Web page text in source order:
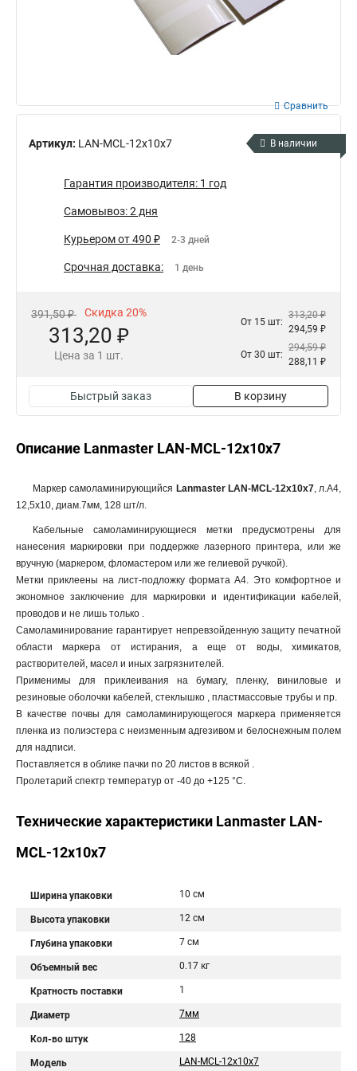
Артикул: LAN-MCL-12x10x7
Сравнить
В наличии
Гарантия производителя: 1 год
Самовывоз: 2 дня
Курьером от 490 ₽ 2-3 дней
Срочная доставка: 1 день
391,50 ₽ Скидка 20%
313,20 ₽
Цена за 1 шт.
От 15 шт:
313,20 ₽
294,59 ₽
От 30 шт:
294,59 ₽
288,11 ₽
Быстрый заказ В корзину
Описание Lanmaster LAN-MCL-12x10x7
Маркер самоламинирующийся Lanmaster LAN-MCL-12x10x7, л.А4,
12,5х10, диам.7мм, 128 шт/л.
Кабельные самоламинирующиеся метки предусмотрены для
нанесения маркировки при поддержке лазерного принтера, или же
вручную (маркером, фломастером или же гелиевой ручкой).
Метки приклеены на лист-подложку формата А4. Это комфортное и
экономное заключение для маркировки и идентификации кабелей,
проводов и не лишь только .
Самоламинирование гарантирует непревзойденную защиту печатной
области маркера от истирания, а еще от воды, химикатов,
растворителей, масел и иных загрязнителей.
Применимы для приклеивания на бумагу, пленку, виниловые и
резиновые оболочки кабелей, стеклышко , пластмассовые трубы и пр.
В качестве почвы для самоламинирующегося маркера применяется
пленка из полиэстера с неизменным адгезивом и белоснежным полем
для надписи.
Поставляется в облике пачки по 20 листов в всякой .
Пролетарий спектр температур от -40 до +125 °С.
Технические характеристики Lanmaster LAN-
MCL-12x10x7
Ширина упаковки 10 см
Высота упаковки 12 см
Глубина упаковки 7 см
Объемный вес 0.17 кг
Кратность поставки 1
Диаметр 7мм
Кол-во штук 128
Модель LAN-MCL-12x10x7